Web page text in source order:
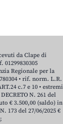
da Clape di
Regionale per la
• rif. norm. L.R.
c.7 e 10 • estremi
N. 261 del
€ 3.500,00 (saldo) in
173 del 27/06/2025 €